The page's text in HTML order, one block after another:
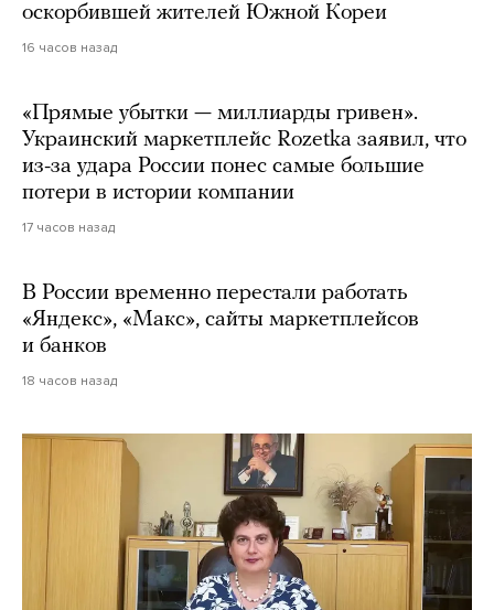
оскорбившей жителей Южной Кореи
16 часов назад
«Прямые убытки — миллиарды гривен».
Украинский маркетплейс Rozetka заявил, что
из-за удара России понес самые большие
потери в истории компании
17 часов назад
В России временно перестали работать
«Яндекс», «Макс», сайты маркетплейсов
и банков
18 часов назад